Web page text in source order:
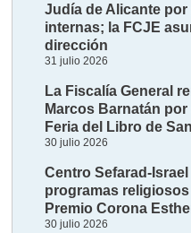
Judía de Alicante
internas; la FCJE
dirección
31 julio 2026
La Fiscalía General
Marcos Barnatán
Feria del Libro de
30 julio 2026
Centro Sefarad-
programas religiosos
Premio Corona
30 julio 2026